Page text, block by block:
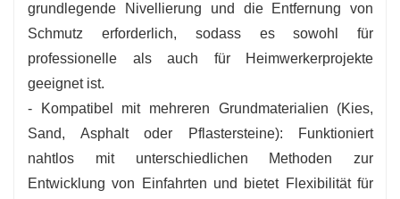
grundlegende Nivellierung und die Entfernung von
Schmutz erforderlich, sodass es sowohl für
professionelle als auch für Heimwerkerprojekte
geeignet ist.
- Kompatibel mit mehreren Grundmaterialien (Kies,
Sand, Asphalt oder Pflastersteine): Funktioniert
nahtlos mit unterschiedlichen Methoden zur
Entwicklung von Einfahrten und bietet Flexibilität für